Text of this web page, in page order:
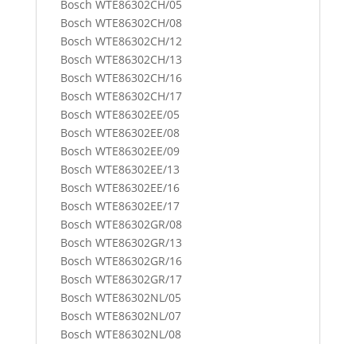
Bosch WTE86302CH/05
Bosch WTE86302CH/08
Bosch WTE86302CH/12
Bosch WTE86302CH/13
Bosch WTE86302CH/16
Bosch WTE86302CH/17
Bosch WTE86302EE/05
Bosch WTE86302EE/08
Bosch WTE86302EE/09
Bosch WTE86302EE/13
Bosch WTE86302EE/16
Bosch WTE86302EE/17
Bosch WTE86302GR/08
Bosch WTE86302GR/13
Bosch WTE86302GR/16
Bosch WTE86302GR/17
Bosch WTE86302NL/05
Bosch WTE86302NL/07
Bosch WTE86302NL/08